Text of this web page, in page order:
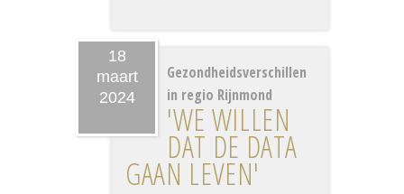
18
maart
2024
Gezondheidsverschillen
in regio Rijnmond
'WE WILLEN
DAT DE DATA
GAAN LEVEN'